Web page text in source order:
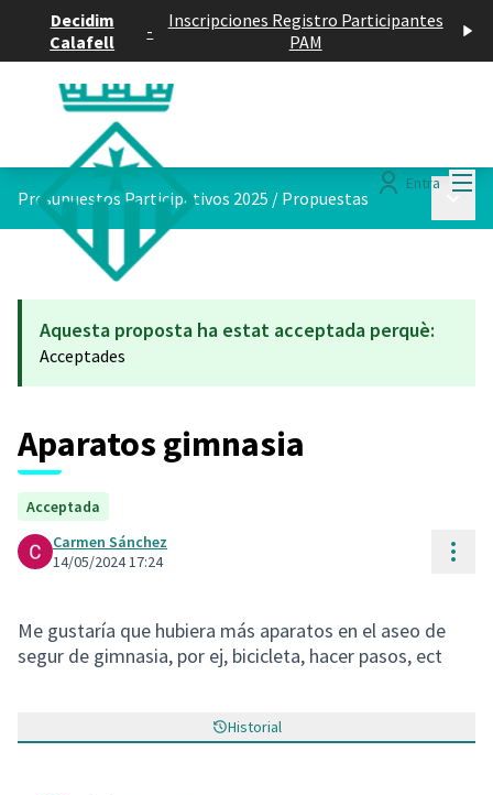
Decidim
Calafell
-
Inscripciones Registro Participantes
PAM
Entra
Presupuestos Participativos 2025 / Propuestas
Aquesta proposta ha estat acceptada perquè:
Acceptades
Aparatos gimnasia
Acceptada
Carmen Sánchez
14/05/2024 17:24
Me gustaría que hubiera más aparatos en el aseo de
segur de gimnasia, por ej, bicicleta, hacer pasos, ect
Historial